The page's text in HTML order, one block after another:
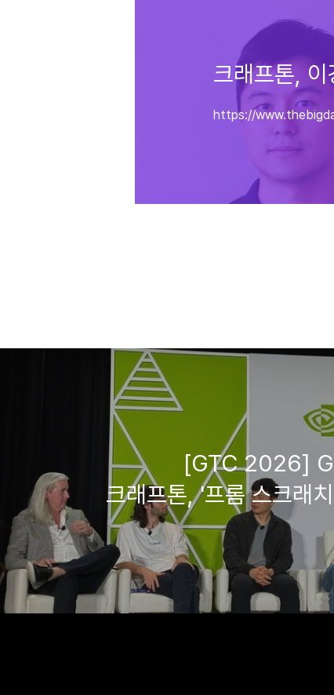
크래프톤,
https://
[GTC 2026]
크래프톤, '프롬 스크래